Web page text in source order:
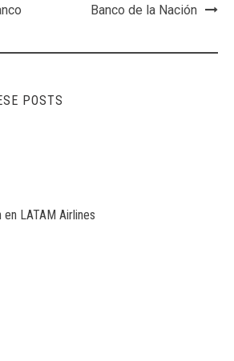
Banco de la Nación
POSTS
LATAM Airlines